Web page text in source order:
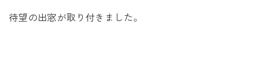
待望の出窓が取り付きました。